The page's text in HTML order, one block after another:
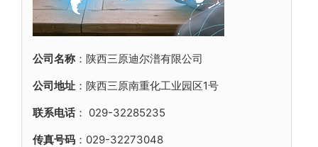
公司名称：陕西三原迪尔潽有限公司
公司地址 ：陕西三原南重化工业园区1号
联系电话： 029-32285235
传真号码 ：029-32273048